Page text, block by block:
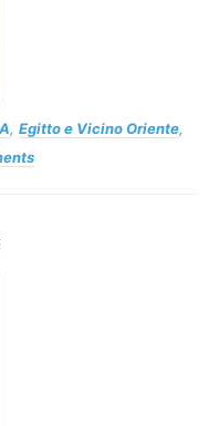
, Egitto e Vicino Oriente,